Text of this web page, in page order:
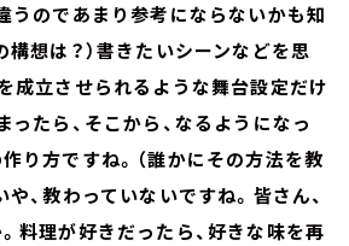
うのであまり参考にならないかも知
構想は？）書きたいシーンなどを思
成立させられるような舞台設定だけ
ったら、そこから、なるようになっ
り方ですね。（誰かにその方法を教
や、教わっていないですね。皆さん、
料理が好きだったら、好きな味を再